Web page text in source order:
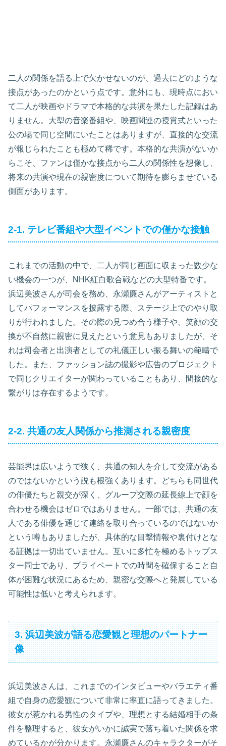
二人の関係を語る上で欠かせないのが、過去にどのような
接点があったのかという点です。意外にも、現時点におい
て二人が映画やドラマで本格的な共演を果たした記録はあ
りません。大型の音楽番組や、映画関連の授賞式といった
公の場で同じ空間にいたことはありますが、直接的な交流
が報じられたことも極めて稀です。本格的な共演がないか
らこそ、ファンは僅かな接点から二人の関係性を想像し、
将来の共演や現在の親密度について期待を膨らませている
側面があります。
2-1. テレビ番組や大型イベントでの僅かな接触
これまでの活動の中で、二人が同じ画面に収まった数少な
い機会の一つが、NHK紅白歌合戦などの大型特番です。
浜辺美波さんが司会を務め、永瀬廉さんがアーティストと
してパフォーマンスを披露する際、ステージ上でのやり取
りが行われました。その際の見つめ合う様子や、笑顔の交
換が不自然に親密に見えたという意見もありましたが、そ
れは司会者と出演者としての礼儀正しい振る舞いの範疇で
した。また、ファッション誌の撮影や広告のプロジェクト
で同じクリエイターが関わっていることもあり、間接的な
繋がりは存在するようです。
2-2. 共通の友人関係から推測される親密度
芸能界は広いようで狭く、共通の知人を介して交流がある
のではないかという説も根強くあります。どちらも同世代
の俳優たちと親交が深く、グループ交際の延長線上で顔を
合わせる機会はゼロではありません。一部では、共通の友
人である俳優を通じて連絡を取り合っているのではないか
という噂もありましたが、具体的な目撃情報や裏付けとな
る証拠は一切出ていません。互いに多忙を極めるトップス
ター同士であり、プライベートでの時間を確保すること自
体が困難な状況にあるため、親密な交際へと発展している
可能性は低いと考えられます。
3. 浜辺美波が語る恋愛観と理想のパートナー
像
浜辺美波さんは、これまでのインタビューやバラエティ番
組で自身の恋愛観について非常に率直に語ってきました。
彼女が惹かれる男性のタイプや、理想とする結婚相手の条
件を整理すると、彼女がいかに誠実で落ち着いた関係を求
めているかが分かります。永瀬廉さんのキャラクターがそ